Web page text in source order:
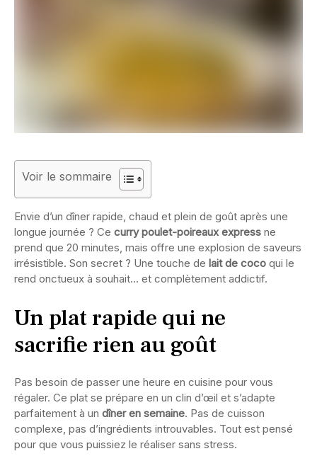
Voir le sommaire
Envie d’un dîner rapide, chaud et plein de goût après une
longue journée ? Ce curry poulet-poireaux express ne
prend que 20 minutes, mais offre une explosion de saveurs
irrésistible. Son secret ? Une touche de lait de coco qui le
rend onctueux à souhait… et complètement addictif.
Un plat rapide qui ne
sacrifie rien au goût
Pas besoin de passer une heure en cuisine pour vous
régaler. Ce plat se prépare en un clin d’œil et s’adapte
parfaitement à un dîner en semaine. Pas de cuisson
complexe, pas d’ingrédients introuvables. Tout est pensé
pour que vous puissiez le réaliser sans stress.